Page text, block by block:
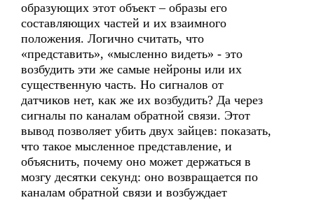
образующих этот объект – образы его
составляющих частей и их взаимного
положения. Логично считать, что
«представить», «мысленно видеть» - это
возбудить эти же самые нейроны или их
существенную часть. Но сигналов от
датчиков нет, как же их возбудить? Да через
сигналы по каналам обратной связи. Этот
вывод позволяет убить двух зайцев: показать,
что такое мысленное представление, и
объяснить, почему оно может держаться в
мозгу десятки секунд: оно возвращается по
каналам обратной связи и возбуждает